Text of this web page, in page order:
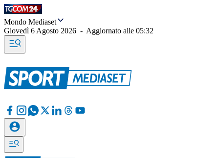
Mondo Mediaset
Giovedì 6 Agosto 2026 - Aggiornato alle 05:32